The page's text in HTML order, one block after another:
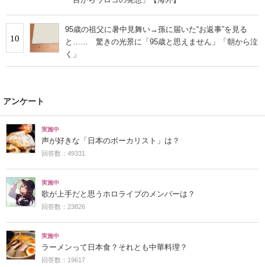
10
95歳の祖父に暑中見舞い→孫に届いた“お返事”を見る
と…… 驚きの光景に「95歳と思えません」「朝から泣
く」
アンケート
実施中
声が好きな「日本のボーカリスト」は？
回答数：49331
実施中
歌が上手だと思うホロライブのメンバーは？
回答数：23826
実施中
ラーメンって日本食？それとも中華料理？
回答数：19617